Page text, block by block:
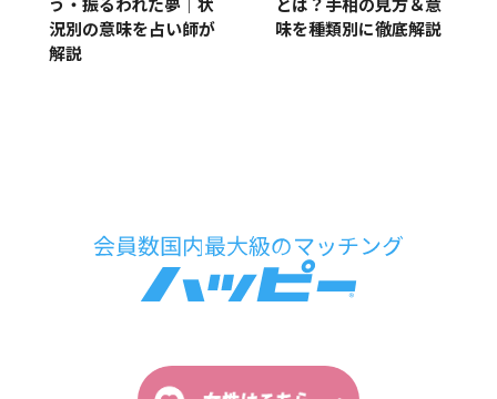
う・振るわれた夢｜状
況別の意味を占い師が
解説
とは？手相の見方＆意
味を種類別に徹底解説